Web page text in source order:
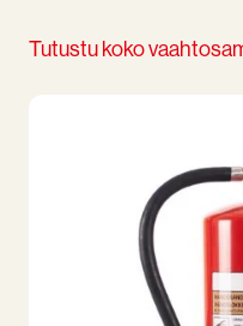
Tutustu koko